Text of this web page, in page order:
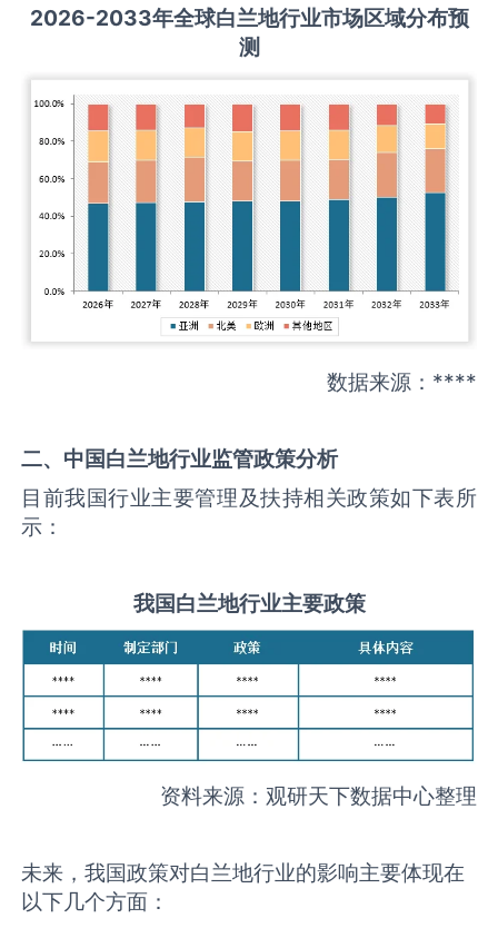
2026-2033年全球白兰地行业市场区域分布预
测
数据来源：****
二、中国白兰地行业监管政策分析
目前我国行业主要管理及扶持相关政策如下表所
示：
我国白兰地行业主要政策
资料来源：观研天下数据中心整理
未来，我国政策对白兰地行业的影响主要体现在
以下几个方面：